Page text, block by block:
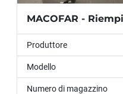
MACOFAR -
Produttore
Modello
Numero di magazzino